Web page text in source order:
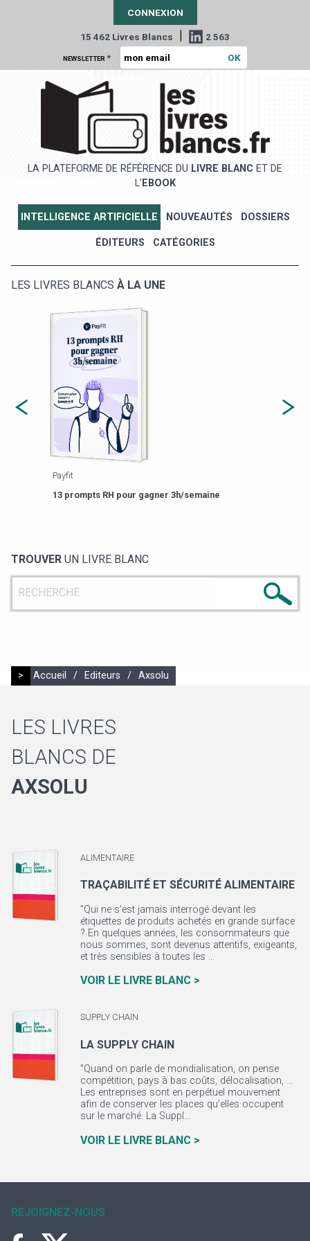
CONNEXION
15 462 Livres Blancs | 2 563
NEWSLETTER *
LA PLATEFORME DE RÉFÉRENCE DU LIVRE BLANC ET DE
L' EBOOK
INTELLIGENCE ARTIFICIELLE NOUVEAUTÉS DOSSIERS
ÉDITEURS CATÉGORIES
LES LIVRES BLANCS À LA UNE
Payfit
13 prompts RH pour gagner 3h/semaine
TROUVER UN LIVRE BLANC
> Accueil / Editeurs / Axsolu
LES LIVRES
BLANCS DE
AXSOLU
ALIMENTAIRE
TRAÇABILITÉ ET SÉCURITÉ ALIMENTAIRE
"Qui ne s'est jamais interrogé devant les
étiquettes de produits achetés en grande surface
? En quelques années, les consommateurs que
nous sommes, sont devenus attentifs, exigeants,
et très sensibles à toutes les ...
VOIR LE LIVRE BLANC >
SUPPLY CHAIN
LA SUPPLY CHAIN
"Quand on parle de mondialisation, on pense
compétition, pays à bas coûts, délocalisation, …
Les entreprises sont en perpétuel mouvement
afin de conserver les places qu’elles occupent
sur le marché. La Suppl...
VOIR LE LIVRE BLANC >
REJOIGNEZ-NOUS